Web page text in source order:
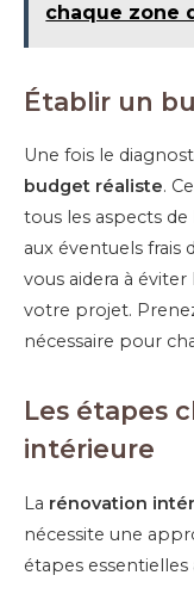
chaque zone
Établir un
Une fois le
budget réaliste.
tous les aspects
aux éventuels frais
vous aidera à
votre projet.
nécessaire pour
Les étapes
intérieure
La rénovation
nécessite une
étapes essentielles